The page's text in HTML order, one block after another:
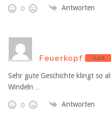
0 Antworten
Feuerkopf Gast
Sehr gute Geschichte klingt so
Windeln…
0 Antworten